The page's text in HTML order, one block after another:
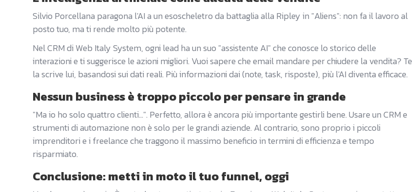
Silvio Porcellana paragona l'AI a un esoscheletro da battaglia alla Ripley in "Aliens": non fa il lavoro al
posto tuo, ma ti rende molto più potente.
Nel CRM di Web Italy System, ogni lead ha un suo "assistente AI" che conosce lo storico delle
interazioni e ti suggerisce le azioni migliori. Vuoi sapere che email mandare per chiudere la vendita? Te
la scrive lui, basandosi sui dati reali. Più informazioni dai (note, task, risposte), più l'AI diventa efficace.
Nessun business è troppo piccolo per pensare in grande
"Ma io ho solo quattro clienti...". Perfetto, allora è ancora più importante gestirli bene. Usare un CRM e
strumenti di automazione non è solo per le grandi aziende. Al contrario, sono proprio i piccoli
imprenditori e i freelance che traggono il massimo beneficio in termini di efficienza e tempo
risparmiato.
Conclusione: metti in moto il tuo funnel, oggi